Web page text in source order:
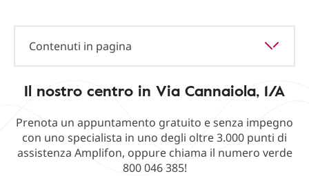
Contenuti in pagina
Il nostro centro in Via Cannaiola, 1/A
Prenota un appuntamento gratuito e senza impegno
con uno specialista in uno degli oltre 3.000 punti di
assistenza Amplifon, oppure chiama il numero verde
800 046 385!